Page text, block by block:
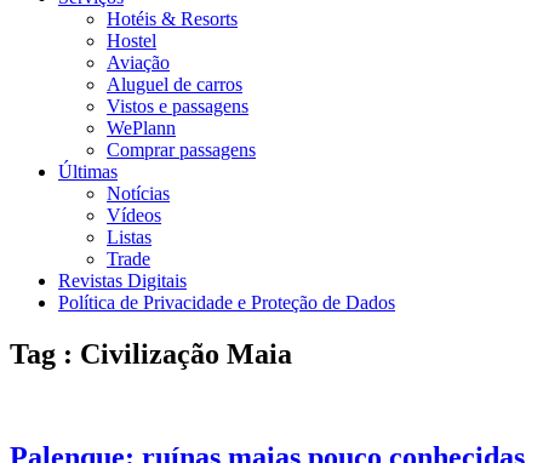
Hotéis & Resorts
Hostel
Aviação
Aluguel de carros
Vistos e passagens
WePlann
Comprar passagens
Últimas
Notícias
Vídeos
Listas
Trade
Revistas Digitais
Política de Privacidade e Proteção de Dados
Tag : Civilização Maia
Palenque: ruínas maias pouco conhecidas